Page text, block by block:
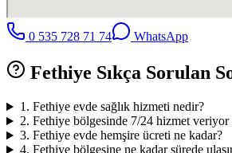
0 535 728 71 74 WhatsApp
Fethiye Sıkça Sorulan
1 . Fethiye evde sağlık hizmeti nedir?
2. Fethiye bölgesinde 7/24 hizmet veriyor
3. Fethiye evde hemşire ücreti ne kadar?
4. Fethiye bölgesine ne kadar sürede